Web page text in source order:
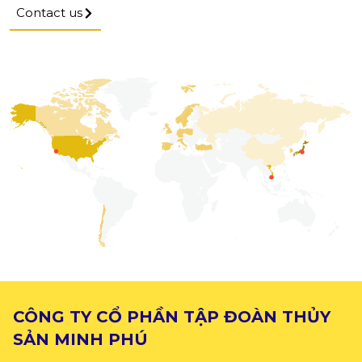
Contact us
CÔNG TY CỔ PHẦN TẬP ĐOÀN THỦY
SẢN MINH PHÚ